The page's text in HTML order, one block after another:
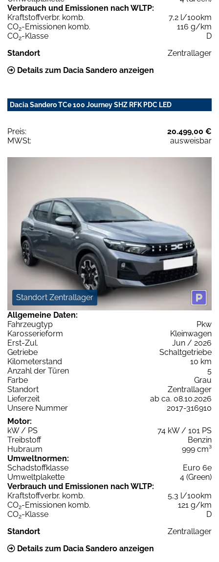
Verbrauch und Emissionen nach WLTP:
Kraftstoffverbr. komb.
7,2 l/100km
CO2-Emissionen komb.
116 g/km
CO2-Klasse
D
Standort
Zentrallager
Details zum Dacia Sandero anzeigen
Dacia Sandero TCe 100 Journey SHZ RFK PDC LED
Preis:
20.499,00 €
MWSt:
ausweisbar
Standort Zentrallager
Allgemeine Daten:
Fahrzeugtyp
Pkw
Karosserieform
Kleinwagen
Erst-Zul.
Jun / 2026
Getriebe
Schaltgetriebe
Kilometerstand
10 km
Anzahl der Türen
5
Farbe
Grau
Standort
Zentrallager
Lieferzeit
ab ca. 08.10.2026
Unsere Nummer
2017-316910
Motor:
kW / PS
74 kW / 101 PS
Treibstoff
Benzin
Hubraum
999 cm³
Umweltnormen:
Schadstoffklasse
Euro 6e
Umweltplakette
4 (Green)
Verbrauch und Emissionen nach WLTP:
Kraftstoffverbr. komb.
5,3 l/100km
CO2-Emissionen komb.
121 g/km
CO2-Klasse
D
Standort
Zentrallager
Details zum Dacia Sandero anzeigen